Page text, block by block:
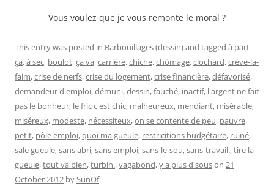
Vous voulez que je vous remonte le moral ?
This entry was posted in Barbouillages (dessin)and tagged à part
ça,à sec, boulot,ça va,carrière,chiche,chômage,clochard,crève-la-
faim,crise de nerfs,crise du logement,crise financière,défavorisé,
demandeur d'emploi,démuni,dessin,fauché, inactif, l'argent ne fait
pas le bonheur, le fric c'est chic, malheureux, mendiant, misérable,
miséreux, modeste, nécessiteux,on se contente de peu, pauvre,
petit, pôle emploi,quoi ma gueule, restricitions budgétaire, ruiné,
sale gueule,sans abri,sans emploi,sans-le-sou,sans-travail.,tire la
gueule,tout va bien,turbin.,vagabond,y a plus d'souson 21
October 2012 bySunOf.